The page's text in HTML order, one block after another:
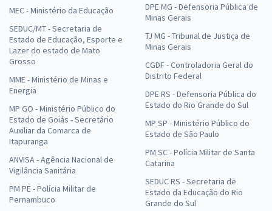
MEC - Ministério da Educação
SEDUC/MT - Secretaria de
Estado de Educação, Esporte e
Lazer do estado de Mato
Grosso
MME - Ministério de Minas e
Energia
MP GO - Ministério Público do
Estado de Goiás - Secretário
Auxiliar da Comarca de
Itapuranga
ANVISA - Agência Nacional de
Vigilância Sanitária
PM PE - Polícia Militar de
Pernambuco
DPE MG - Defensoria Pública de
Minas Gerais
TJ MG - Tribunal de Justiça de
Minas Gerais
CGDF - Controladoria Geral do
Distrito Federal
DPE RS - Defensoria Pública do
Estado do Rio Grande do Sul
MP SP - Ministério Público do
Estado de São Paulo
PM SC - Polícia Militar de Santa
Catarina
SEDUC RS - Secretaria de
Estado da Educação do Rio
Grande do Sul